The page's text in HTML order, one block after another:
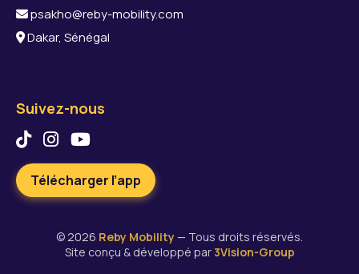
psakho@reby-mobility.com
Dakar, Sénégal
Suivez-nous
Télécharger l’app
© 2026 Reby Mobility— Tous droits réservés.
Site conçu & développé par3Vision-Group